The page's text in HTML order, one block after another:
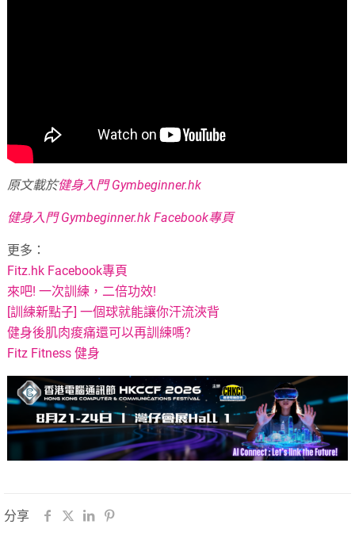
原文載於健身入門 Gymbeginner.hk
健身入門 Gymbeginner.hk Facebook專頁
更多：
Fitz.hk Facebook專頁
來吧! 一次訓練，二倍功效!
[訓練新點子] 一個球就能讓你汗流浹背
健身後肌肉痠痛還可以再訓練嗎?
Fitz Fitness 健身
分享